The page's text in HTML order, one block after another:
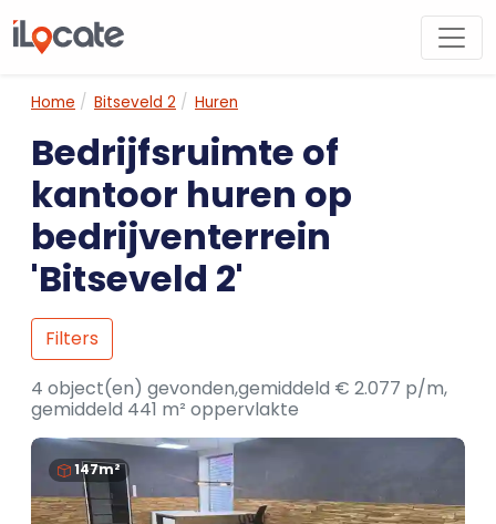
Home Bitseveld 2 Huren
Bedrijfsruimte of
kantoor huren op
bedrijventerrein
'Bitseveld 2'
Filters
4 object(en) gevonden,gemiddeld € 2.077 p/m,
gemiddeld 441 m² oppervlakte
147m²